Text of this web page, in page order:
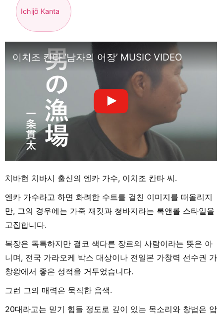
Ichijō Kanta
이치조 칸타 ‘남자의 어장’ MUSIC VIDEO
치바현 치바시 출신의 엔카 가수, 이치조 칸타 씨.
엔카 가수라고 하면 화려한 수트를 걸친 이미지를 떠올리지
만, 그의 경우에는 가죽 재킷과 청바지라는 록앤롤 스타일을
고집합니다.
복장은 독특하지만 결코 색다른 장르의 사람이라는 뜻은 아
니며, 전국 가라오케 박스 대상이나 전일본 가창력 선수권 가
창왕에서 좋은 성적을 거두었습니다.
그런 그의 매력은 묵직한 음색.
20대라고는 믿기 힘들 정도로 깊이 있는 목소리와 창법은 압